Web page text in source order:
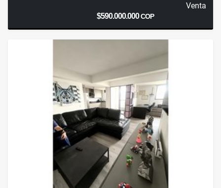
Venta
$590.000.000COP